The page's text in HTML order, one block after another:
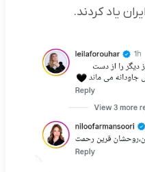
یاد کردند.